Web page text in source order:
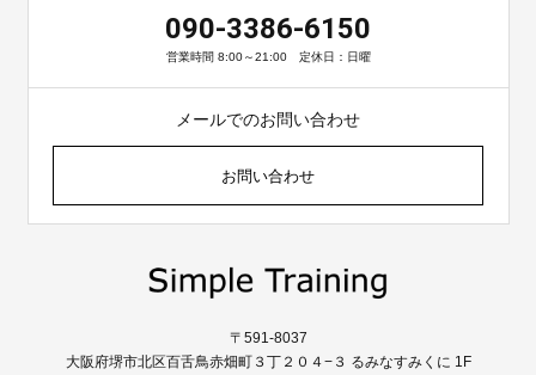
090-3386-6150
営業時間 8:00～21:00 定休日：日曜
メールでのお問い合わせ
お問い合わせ
〒591-8037
大阪府堺市北区百舌鳥赤畑町３丁２０４−３ るみなすみくに 1F